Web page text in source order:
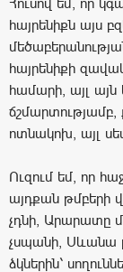
Հուսով եմ, որ
հայրենիքն այս
հայրենիքի
համարի, այլ
ճշմարտությամբ,
ոտնակոխ, այլ
Ուզում եմ, որ
այդքան թմբերի
չդնի, Արարատը
չսպանի, Սևանա
ձկներին՝